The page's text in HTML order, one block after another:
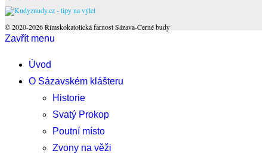
© 2020-2026 Římskokatolická farnost Sázava-Černé budy
Zavřít menu
Úvod
O Sázavském klášteru
Historie
Svatý Prokop
Poutní místo
Zvony na věži